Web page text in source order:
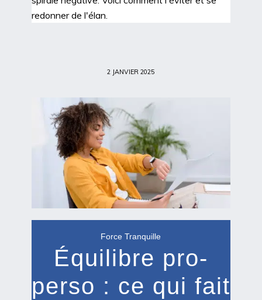
redonner de l'élan.
2 JANVIER 2025
Force Tranquille
Équilibre pro-
perso : ce qui fait